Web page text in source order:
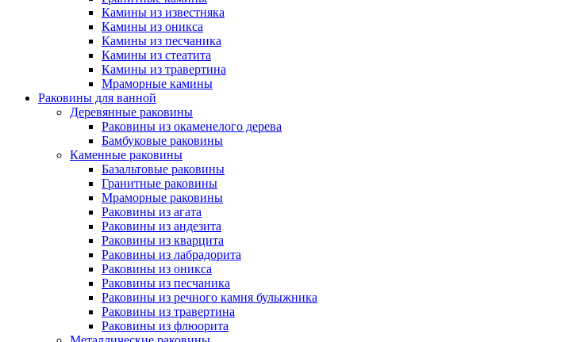
Камины из известняка
Камины из оникса
Камины из песчаника
Камины из стеатита
Камины из травертина
Мраморные камины
Раковины для ванной
Деревянные раковины
Раковины из окаменелого дерева
Бамбуковые раковины
Каменные раковины
Базальтовые раковины
Гранитные раковины
Мраморные раковины
Раковины из агата
Раковины из андезита
Раковины из кварцита
Раковины из лабрадорита
Раковины из оникса
Раковины из песчаника
Раковины из речного камня булыжника
Раковины из травертина
Раковины из флюорита